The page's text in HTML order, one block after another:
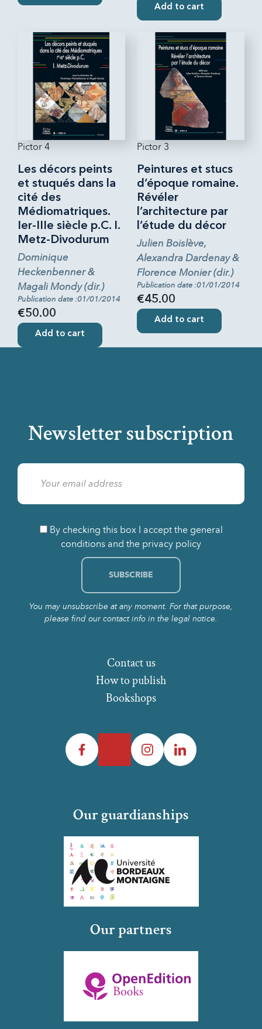
Add to cart
Pictor 4
Les décors peints
et stuqués dans la
cité des
Médiomatriques.
Ier-IIIe siècle p.C. I.
Metz-Divodurum
Dominique
Heckenbenner &
Magali Mondy (dir.)
Publication date :01/01/2014
€50.00
Add to cart
Pictor 3
Peintures et stucs
d’époque romaine.
Révéler
l’architecture par
l’étude du décor
Julien Boislève,
Alexandra Dardenay &
Florence Monier (dir.)
Publication date :01/01/2014
€45.00
Add to cart
Newsletter subscription
By checking this box I accept the general
conditions and the privacy policy
You may unsubscribe at any moment. For that purpose,
please find our contact info in the legal notice.
How to publish
Bookshops
Contact us
Facebook InstagramLinkedIn
Our guardianships
Our partners